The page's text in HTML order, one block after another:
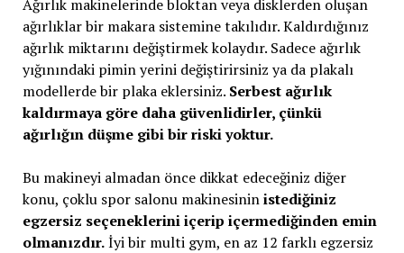
Ağırlık makinelerinde bloktan veya disklerden oluşan
ağırlıklar bir makara sistemine takılıdır. Kaldırdığınız
ağırlık miktarını değiştirmek kolaydır. Sadece ağırlık
yığınındaki pimin yerini değiştirirsiniz ya da plakalı
modellerde bir plaka eklersiniz. Serbest ağırlık
kaldırmaya göre daha güvenlidirler, çünkü
ağırlığın düşme gibi bir riski yoktur.
Bu makineyi almadan önce dikkat edeceğiniz diğer
konu, çoklu spor salonu makinesininistediğiniz
egzersiz seçeneklerini içerip içermediğinden emin
olmanızdır.İyi bir multi gym, en az 12 farklı egzersiz